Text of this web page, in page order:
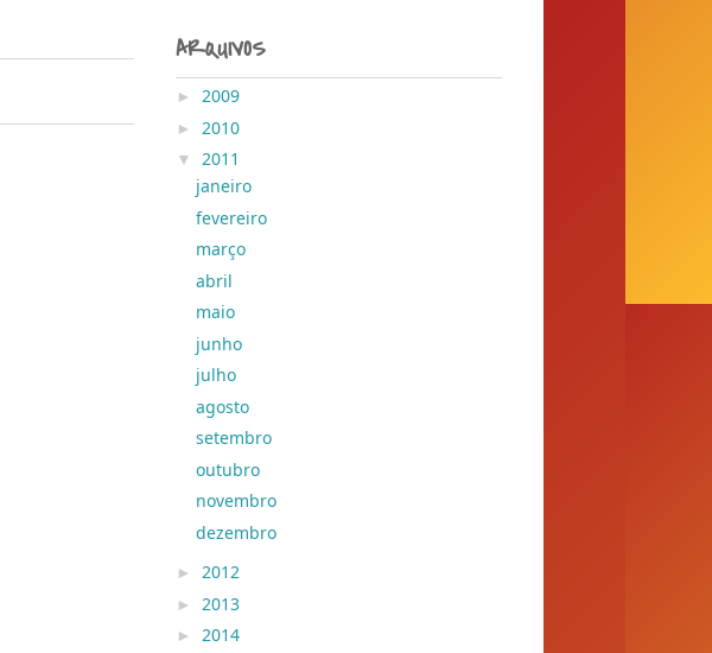
ARQUIVOS
► 2009
► 2010
▼ 2011
janeiro
fevereiro
março
abril
maio
junho
julho
agosto
setembro
outubro
novembro
dezembro
► 2012
► 2013
► 2014